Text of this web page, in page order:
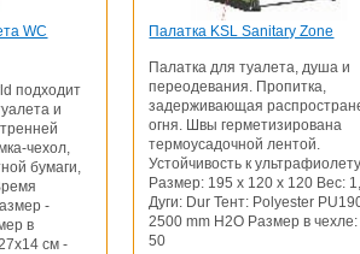
WC
подходит
и
чехол,
бумаги,
-
в
см -
Палатка KSL Sanitary Zone
Палатка для туалета, душа и
переодевания. Пропитка,
задерживающая
огня. Швы герметизирована
термоусадочной лентой.
Устойчивость к
Размер: 195 х 120 х 120 Вес:
Дуги: Dur Тент: Polyester
2500 mm H2O Размер в
50